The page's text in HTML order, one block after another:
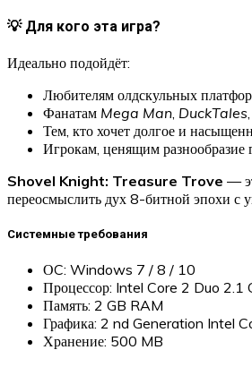
💡 Для кого эта игра?
Идеально подойдёт:
Любителям олдскульных
Фанатам Mega Man DuckTales
Тем, кто хочет долгое и
Игрокам, ценящим разнообразие
Shovel Knight: Treasure Trove —
переосмыслить дух 8-битной эпохи с
Системные требования
ОC: Windows 7 / 8 / 10
Процессор: Intel Core 2 Duo 2.1
Память: 2 GB RAM
Графика: 2 nd Generation Intel
Хранение: 500 MB